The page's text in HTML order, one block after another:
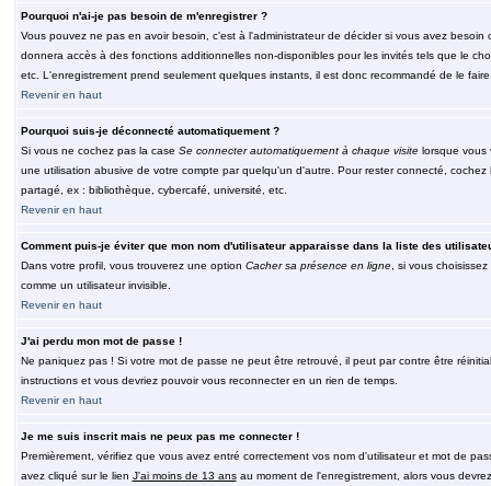
Pourquoi n'ai-je pas besoin de m'enregistrer ?
Vous pouvez ne pas en avoir besoin, c'est à l'administrateur de décider si vous avez
donnera accès à des fonctions additionnelles non-disponibles pour les invités tels que le
etc. L'enregistrement prend seulement quelques instants, il est donc recommandé de le
Revenir en haut
Pourquoi suis-je déconnecté automatiquement ?
Si vous ne cochez pas la case Se connecter automatiquement à chaque visitelorsque vous
une utilisation abusive de votre compte par quelqu'un d'autre. Pour rester connecté,
partagé, ex : bibliothèque, cybercafé, université, etc.
Revenir en haut
Comment puis-je éviter que mon nom d'utilisateur apparaisse dans la liste des
Dans votre profil, vous trouverez une option Cacher sa présence en ligne, si vous choisissez
comme un utilisateur invisible.
Revenir en haut
J'ai perdu mon mot de passe !
Ne paniquez pas ! Si votre mot de passe ne peut être retrouvé, il peut par contre être
instructions et vous devriez pouvoir vous reconnecter en un rien de temps.
Revenir en haut
Je me suis inscrit mais ne peux pas me connecter !
Premièrement, vérifiez que vous avez entré correctement vos nom d'utilisateur et mot de
avez cliqué sur le lien J'ai moins de 13 ansau moment de l'enregistrement, alors vous